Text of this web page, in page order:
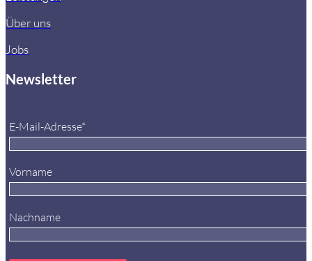
Über uns
Jobs
Newsletter
E-Mail-Adresse*
Vorname
Nachname